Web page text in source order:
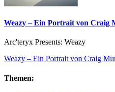
Weazy – Ein Portrait von Craig
Arc'teryx Presents: Weazy
Weazy – Ein Portrait von Craig
Themen: